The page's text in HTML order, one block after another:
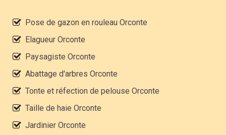
Pose de gazon en rouleau Orconte
Elagueur Orconte
Paysagiste Orconte
Abattage d'arbres Orconte
Tonte et réfection de pelouse Orconte
Taille de haie Orconte
Jardinier Orconte